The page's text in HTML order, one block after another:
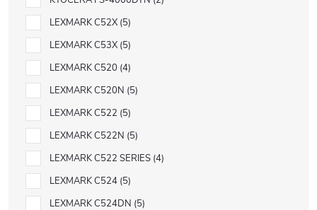
LEXMARK C52X 5
LEXMARK C53X 5
LEXMARK C520 4
LEXMARK C520N 5
LEXMARK C522 5
LEXMARK C522N 5
LEXMARK C522 SERIES 4
LEXMARK C524 5
LEXMARK C524DN 5